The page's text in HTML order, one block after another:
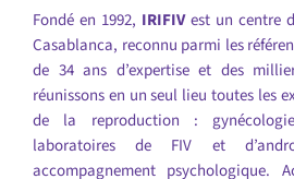
Fondé en 1992, IRIFIVest un centre
Casablanca, reconnu parmi les
de 34 ans d’expertise et des
réunissons en un seul lieu toutes les
de la reproduction :
laboratoires de FIV et
accompagnement psychologique.